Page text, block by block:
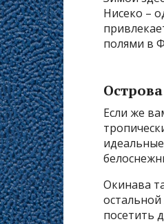
Нисеко –
полями в
Если же
Окинава
посетить